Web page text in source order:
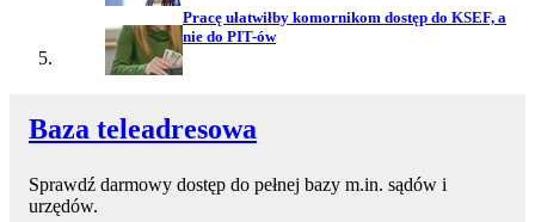
Pracę ułatwiłby komornikom dostęp do KSEF, a
nie do PIT-ów
Baza teleadresowa
Sprawdź darmowy dostęp do pełnej bazy m.in. sądów i
urzędów.